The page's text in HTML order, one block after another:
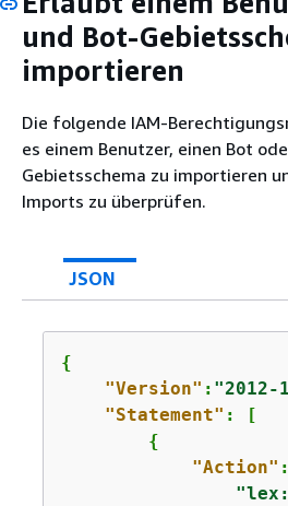
und Bot-
importieren
Die folgende IAM-
es einem Benutzer, einen Bot
Gebietsschema zu importieren
Imports zu überprüfen.
JSON
{
"Version" : "2012-
"Statement" : [
{
"Action"